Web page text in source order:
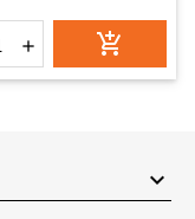
 
keyboard_arrow_down